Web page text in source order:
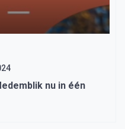
nu in één